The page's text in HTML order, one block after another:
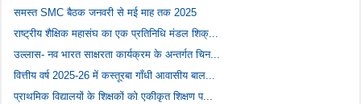
समस्त SMC बैठक जनवरी से मई माह तक 2025
राष्ट्रीय शैक्षिक महासंघ का एक प्रतिनिधि मंडल शिक्...
उल्लास- नव भारत साक्षरता कार्यक्रम के अन्तर्गत चिन...
वित्तीय वर्ष 2025-26 में कस्तूरबा गाँधी आवासीय बाल...
प्राथमिक विद्यालयों के शिक्षकों को एकीकृत शिक्षण प...